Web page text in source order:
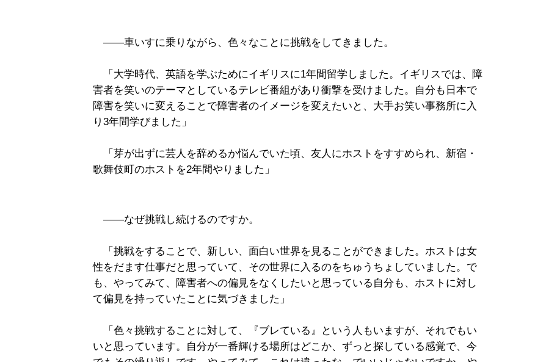
――車いすに乗りながら、色々なことに挑戦をしてきました。
「大学時代、英語を学ぶためにイギリスに1年間留学しました。イギリスでは、障
害者を笑いのテーマとしているテレビ番組があり衝撃を受けました。自分も日本で
障害を笑いに変えることで障害者のイメージを変えたいと、大手お笑い事務所に入
り3年間学びました」
「芽が出ずに芸人を辞めるか悩んでいた頃、友人にホストをすすめられ、新宿・
歌舞伎町のホストを2年間やりました」
――なぜ挑戦し続けるのですか。
「挑戦をすることで、新しい、面白い世界を見ることができました。ホストは女
性をだます仕事だと思っていて、その世界に入るのをちゅうちょしていました。で
も、やってみて、障害者への偏見をなくしたいと思っている自分も、ホストに対し
て偏見を持っていたことに気づきました」
「色々挑戦することに対して、『ブレている』という人もいますが、それでもい
いと思っています。自分が一番輝ける場所はどこか、ずっと探している感覚で、今